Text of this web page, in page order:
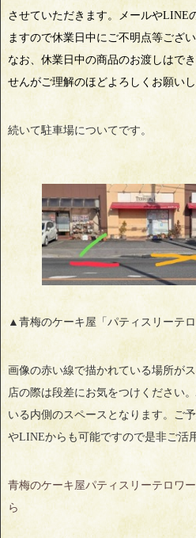
させていただきます。メールやLINE
ますので休業日中にご不明点等ござ
なお、休業日中の商品のお渡しはで
せんがご理解のほどよろしくお願い
続いて駐車場についてです。
▲青梅のケーキ屋「パティスリーテ
画像の赤い線で描かれている場所が
店の際は段差にお気をつけください
いる内側のスペースとなります。ご
やLINEからも可能ですので是非ご活
青梅のケーキ屋パティスリーテロワ
ら